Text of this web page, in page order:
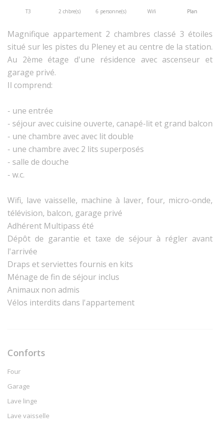
T3 2 chbre(s) 6 personne(s) Wifi Plan
Magnifique appartement 2 chambres classé 3 étoiles
situé sur les pistes du Pleney et au centre de la station.
Au 2ème étage d'une résidence avec ascenseur et
garage privé.
Il comprend:
- une entrée
- séjour avec cuisine ouverte, canapé-lit et grand balcon
- une chambre avec avec lit double
- une chambre avec 2 lits superposés
- salle de douche
- w.c.
Wifi, lave vaisselle, machine à laver, four, micro-onde,
télévision, balcon, garage privé
Adhérent Multipass été
Dépôt de garantie et taxe de séjour à régler avant
l'arrivée
Draps et serviettes fournis en kits
Ménage de fin de séjour inclus
Animaux non admis
Vélos interdits dans l'appartement
Conforts
Four
Garage
Lave linge
Lave vaisselle